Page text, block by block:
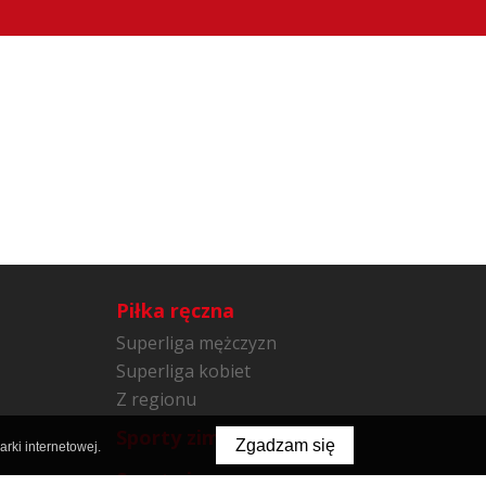
Piłka ręczna
Superliga mężczyzn
Superliga kobiet
Z regionu
Sporty zimowe
Sporty inne
internetowej. Zgadzam się